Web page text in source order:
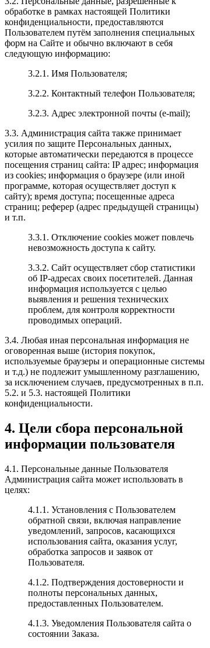
обработке в рамках настоящей Политики
конфиденциальности, предоставляются
Пользователем путём заполнения специальных
форм на Сайте и обычно включают в себя
следующую информацию:
3.2.1. Имя Пользователя;
3.2.2. Контактный телефон Пользователя;
3.2.3. Адрес электронной почты (e-mail);
3.3. Администрация сайта также принимает
усилия по защите Персональных данных,
которые автоматически передаются в процессе
посещения страниц сайта: IP адрес; информация
из cookies; информация о браузере (или иной
программе, которая осуществляет доступ к
сайту); время доступа; посещенные адреса
страниц; реферер (адрес предыдущей страницы)
и т.п.
3.3.1. Отключение cookies может повлечь
невозможность доступа к сайту.
3.3.2. Сайт осуществляет сбор статистики
об IP-адресах своих посетителей. Данная
информация используется с целью
выявления и решения технических
проблем, для контроля корректности
проводимых операций.
3.4. Любая иная персональная информация не
оговоренная выше (история покупок,
используемые браузеры и операционные системы
и т.д.) не подлежит умышленному разглашению,
за исключением случаев, предусмотренных в п.п.
5.2. и 5.3. настоящей Политики
конфиденциальности.
4. Цели сбора персональной
информации пользователя
4.1. Персональные данные Пользователя
Администрация сайта может использовать в
целях:
4.1.1. Установления с Пользователем
обратной связи, включая направление
уведомлений, запросов, касающихся
использования сайта, оказания услуг,
обработка запросов и заявок от
Пользователя.
4.1.2. Подтверждения достоверности и
полноты персональных данных,
предоставленных Пользователем.
4.1.3. Уведомления Пользователя сайта о
состоянии Заказа.